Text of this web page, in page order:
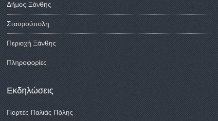
Δήμος Ξάνθης
Σταυρούπολη
Περιοχή Ξάνθης
Πληροφορίες
Εκδηλώσεις
Γιορτές Παλιάς Πόλης